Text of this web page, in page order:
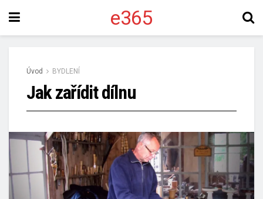
e365
Úvod BYDLENÍ
Jak zařídit dílnu